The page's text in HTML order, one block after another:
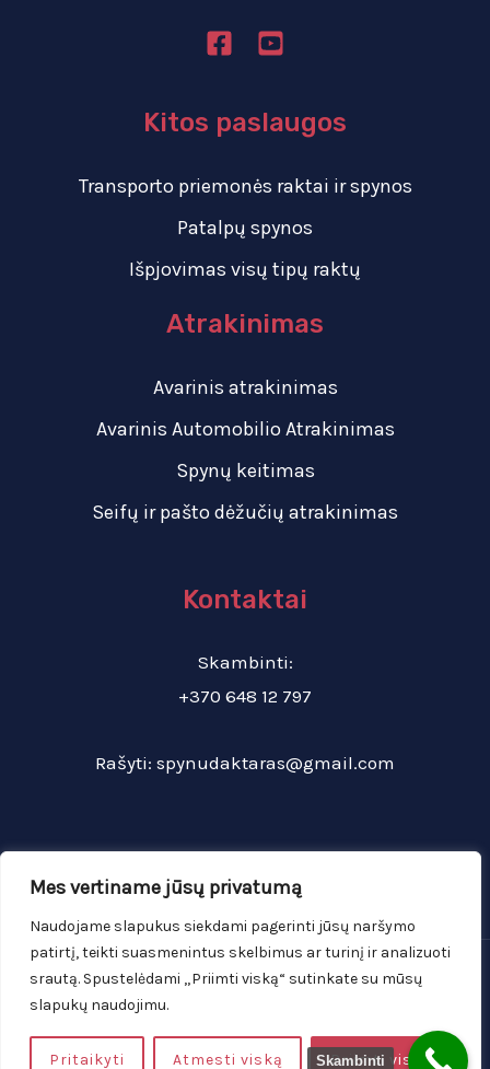
Mes vertiname jūsų privatumą
Naudojame slapukus siekdami pagerinti jūsų naršymo
patirtį, teikti suasmenintus skelbimus ar turinį ir analizuoti
srautą. Spustelėdami „Priimti viską“ sutinkate su mūsų
slapukų naudojimu.
Pritaikyti Atmesti viską Priimti viską
Kitos paslaugos
Transporto priemonės raktai ir spynos
Patalpų spynos
Išpjovimas visų tipų raktų
Atrakinimas
Avarinis atrakinimas
Avarinis Automobilio Atrakinimas
Spynų keitimas
Seifų ir pašto dėžučių atrakinimas
Kontaktai
Skambinti:
+370 648 12 797
Rašyti: spynudaktaras@gmail.com
Copyright © 2026 Avarinis spynų atrakinimas | Avarinis
duru atidarymas Vilniuje
Svetainių kūrimasSkambinti